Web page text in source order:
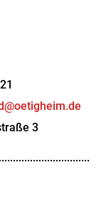
3